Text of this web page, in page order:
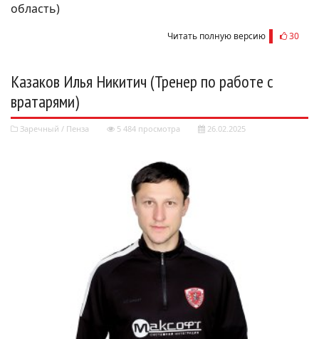
область)
Читать полную версию 30
Казаков Илья Никитич (Тренер по работе с
вратарями)
Заречный / Пенза 5 484 просмотра 26.02.2025